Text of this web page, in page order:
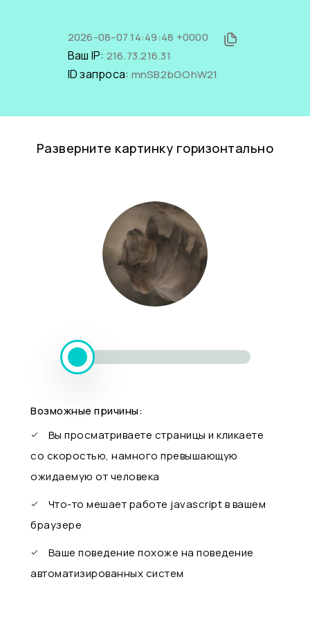
2026-08-07 14:49:48 +0000
Ваш IP: 216.73.216.31
ID запроса: mnSB2bGOhW21
Разверните картинку горизонтально
Возможные причины:
Вы просматриваете страницы и кликаете
со скоростью, намного превышающую
ожидаемую от человека
Что-то мешает работе javascript в вашем
браузере
Ваше поведение похоже на поведение
автоматизированных систем